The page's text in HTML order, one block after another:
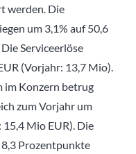
werden. Die
um 3,1% auf 50,6
Serviceerlöse
(Vorjahr: 13,7 Mio).
im Konzern betrug
zum Vorjahr um
Mio EUR). Die
Prozentpunkte